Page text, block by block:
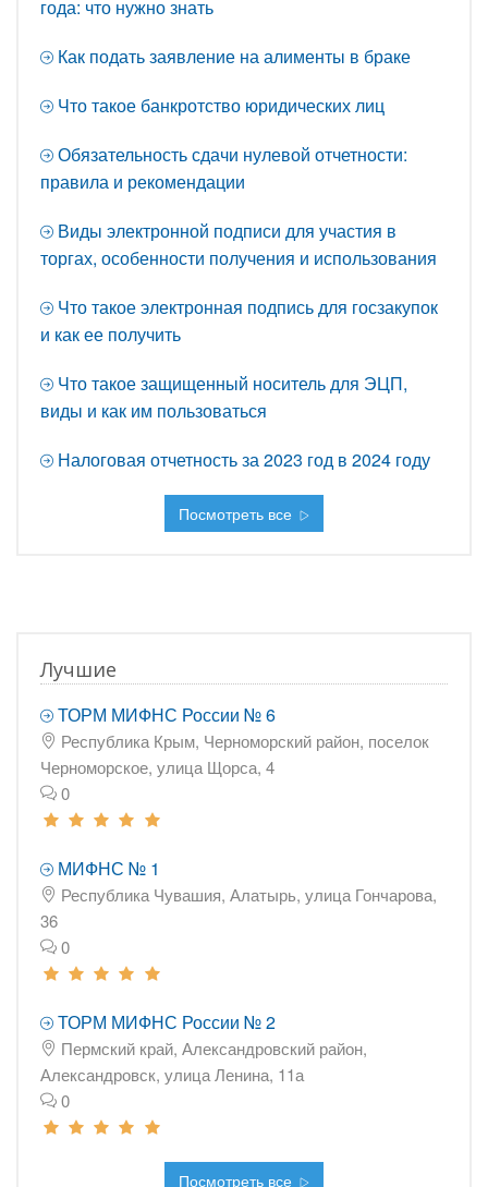
года: что нужно знать
Как подать заявление на алименты в браке
Что такое банкротство юридических лиц
Обязательность сдачи нулевой отчетности:
правила и рекомендации
Виды электронной подписи для участия в
торгах, особенности получения и использования
Что такое электронная подпись для госзакупок
и как ее получить
Что такое защищенный носитель для ЭЦП,
виды и как им пользоваться
Налоговая отчетность за 2023 год в 2024 году
Посмотреть все
Лучшие
ТОРМ МИФНС России № 6
Республика Крым, Черноморский район, поселок
Черноморское, улица Щорса, 4
0
МИФНС № 1
Республика Чувашия, Алатырь, улица Гончарова,
36
0
ТОРМ МИФНС России № 2
Пермский край, Александровский район,
Александровск, улица Ленина, 11а
0
Посмотреть все